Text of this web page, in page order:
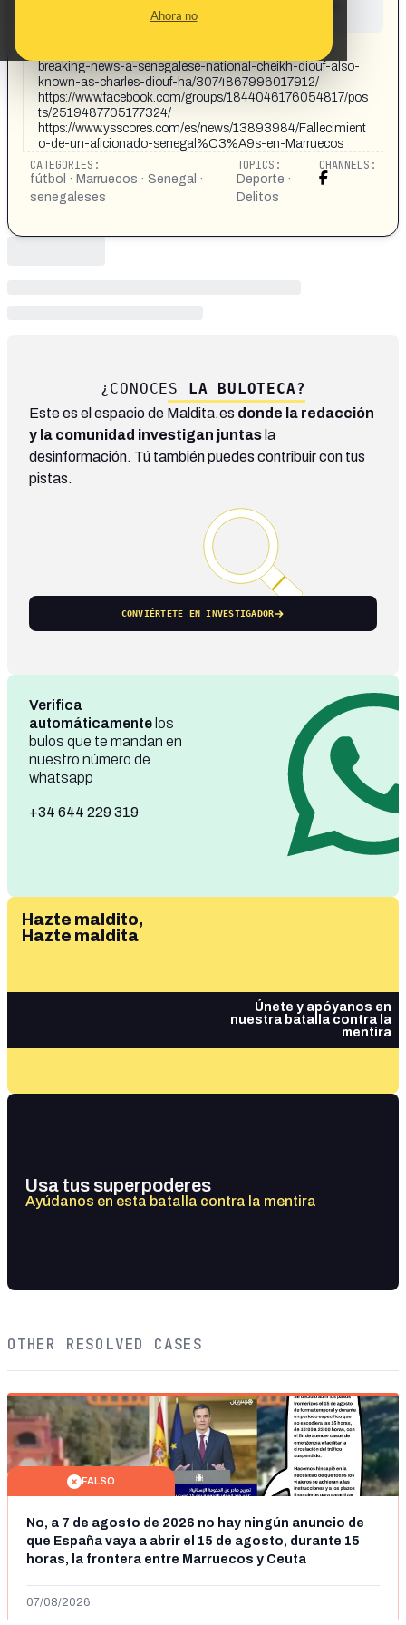
Ahora no
breaking-news-a-senegalese-national-cheikh-diouf-also-
known-as-charles-diouf-ha/3074867996017912/
https://www.facebook.com/groups/1844046176054817/pos
ts/2519487705177324/
https://www.ysscores.com/es/news/13893984/Fallecimient
o-de-un-aficionado-senegal%C3%A9s-en-Marruecos
CATEGORIES:
fútbol · Marruecos · Senegal ·
senegaleses
TOPICS:
Deporte ·
Delitos
CHANNELS:
¿CONOCES LA BULOTECA?
Este es el espacio de Maldita.es donde la redacción
y la comunidad investigan juntas la
desinformación. Tú también puedes contribuir con tus
pistas.
CONVIÉRTETE EN INVESTIGADOR
Verifica
automáticamente los
bulos que te mandan en
nuestro número de
whatsapp
+34 644 229 319
Hazte maldito,
Hazte maldita
Únete y apóyanos en
nuestra batalla contra la
mentira
Usa tus superpoderes
Ayúdanos en esta batalla contra la mentira
OTHER RESOLVED CASES
FALSO
No, a 7 de agosto de 2026 no hay ningún anuncio de
que España vaya a abrir el 15 de agosto, durante 15
horas, la frontera entre Marruecos y Ceuta
07/08/2026